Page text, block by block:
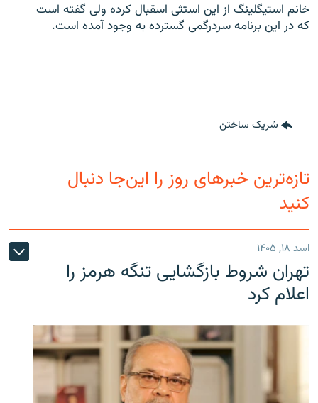
خانم استیگلینگ از این استثی اسقبال کرده ولی گفته است
که در این برنامه سردرگمی گسترده به وجود آمده است.
شریک ساختن
تازه‌ترین خبرهای روز را این‌جا دنبال
کنید
اسد ۱۸, ۱۴۰۵
تهران شروط بازگشایی تنگه هرمز را
اعلام کرد